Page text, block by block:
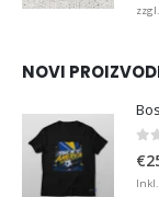
zzgl.
NOVI
€
Inkl.